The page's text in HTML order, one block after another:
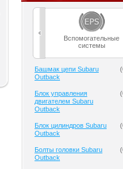
Вспомогательные
системы
Башмак цепи Subaru
Outback
(
Блок управления
двигателем Subaru
Outback
(
Блок цилиндров Subaru
Outback
(
Болты головки Subaru
Outback
(